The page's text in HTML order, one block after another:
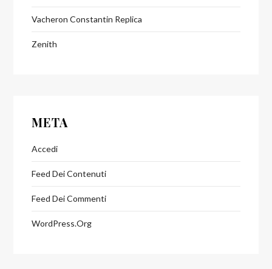
Vacheron Constantin Replica
Zenith
META
Accedi
Feed Dei Contenuti
Feed Dei Commenti
WordPress.org